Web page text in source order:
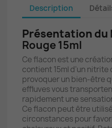
Description
Présentation du
Rouge 15ml
Ce flacon est une
contient 15ml d'un nitrite
provoquer un bien-être
effluves vous
rapidement une
Ce flacon peut être
circonstances pour